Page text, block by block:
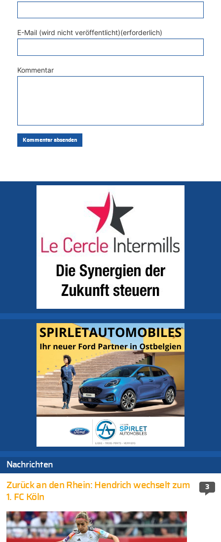
E-Mail (wird nicht veröffentlicht)(erforderlich)
Kommentar
Nachrichten
3
Zurück an den Rhein: Hendrich wechselt zum
1. FC Köln